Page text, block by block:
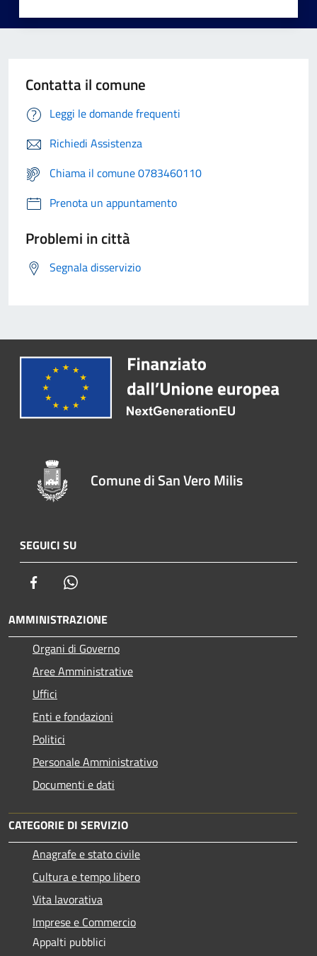
Contatta il comune
Leggi le domande frequenti
Richiedi Assistenza
Chiama il comune 0783460110
Prenota un appuntamento
Problemi in città
Segnala disservizio
Comune di San Vero Milis
SEGUICI SU
Facebook
AMMINISTRAZIONE
Organi di Governo
Aree Amministrative
Uffici
Enti e fondazioni
Politici
Personale Amministrativo
Documenti e dati
CATEGORIE DI SERVIZIO
Anagrafe e stato civile
Cultura e tempo libero
Vita lavorativa
Imprese e Commercio
Appalti pubblici